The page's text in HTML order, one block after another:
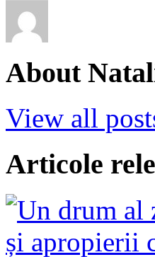
About
View all
Articole